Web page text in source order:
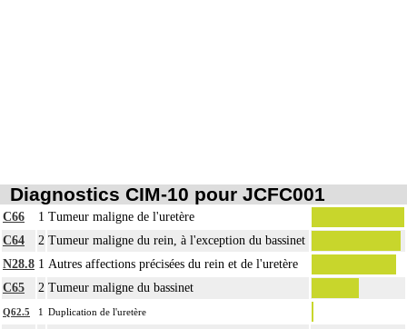
Diagnostics CIM-10 pour JCFC001
C66 1 Tumeur maligne de l'uretère
C64
2 Tumeur maligne du rein, à l'exception du bassinet
N28.8 1 Autres affections précisées du rein et de l'uretère
C65
2 Tumeur maligne du bassinet
Q62.5 1 Duplication de l'uretère